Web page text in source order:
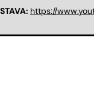
https://